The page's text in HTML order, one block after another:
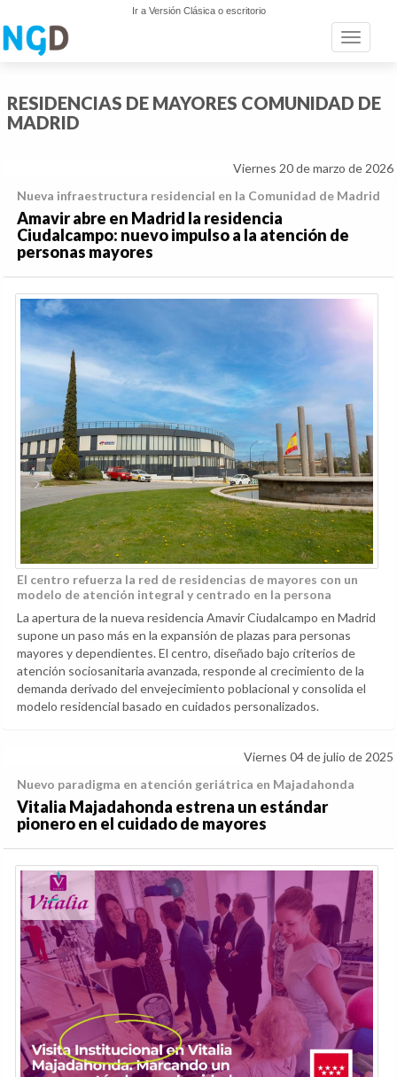
Ir a Versión Clásica o escritorio
Toggle
RESIDENCIAS DE MAYORES COMUNIDAD DE
MADRID
Viernes 20 de marzo de 2026
Nueva infraestructura residencial en la Comunidad de Madrid
Amavir abre en Madrid la residencia
Ciudalcampo: nuevo impulso a la atención de
personas mayores
El centro refuerza la red de residencias de mayores con un
modelo de atención integral y centrado en la persona
La apertura de la nueva residencia Amavir Ciudalcampo en Madrid
supone un paso más en la expansión de plazas para personas
mayores y dependientes. El centro, diseñado bajo criterios de
atención sociosanitaria avanzada, responde al crecimiento de la
demanda derivado del envejecimiento poblacional y consolida el
modelo residencial basado en cuidados personalizados.
Viernes 04 de julio de 2025
Nuevo paradigma en atención geriátrica en Majadahonda
Vitalia Majadahonda estrena un estándar
pionero en el cuidado de mayores